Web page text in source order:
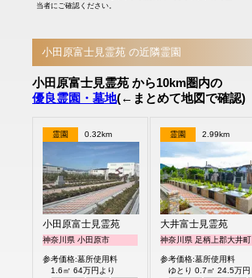
当者にご確認ください。
小田原富士見霊苑 の近隣霊園
小田原富士見霊苑 から10km圏内の
優良霊園・墓地(←まとめて地図で確認)
霊園 0.32km
小田原富士見霊苑
神奈川県 小田原市
参考価格:墓所使用料
1.6㎡ 64万円より
霊園 2.99km
大井富士見霊苑
神奈川県 足柄上郡大井町
参考価格:墓所使用料
ゆとり 0.7㎡ 24.5万円